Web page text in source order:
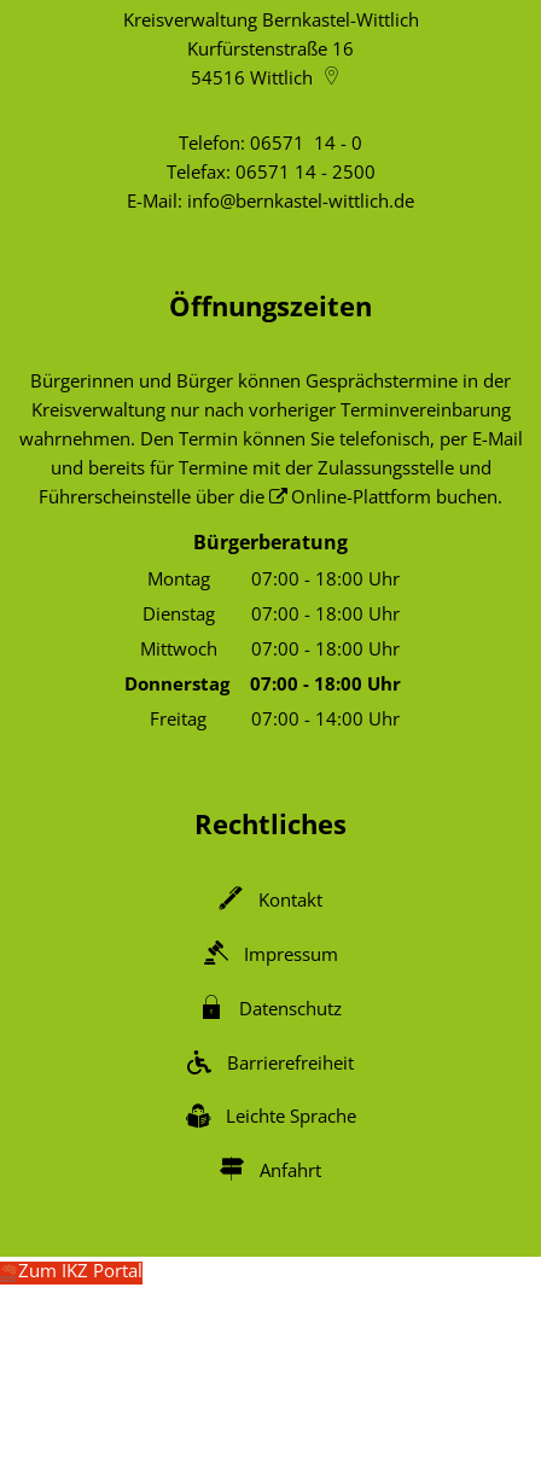
Kreisverwaltung Bernkastel-Wittlich
Kurfürstenstraße 16
54516 Wittlich
Telefon: 06571 14 - 0
Telefax: 06571 14 - 2500
E-Mail: info@bernkastel-wittlich.de
Öffnungszeiten
Bürgerinnen und Bürger können Gesprächstermine in der
Kreisverwaltung nur nach vorheriger Terminvereinbarung
wahrnehmen. Den Termin können Sie telefonisch, per E-Mail
und bereits für Termine mit der Zulassungsstelle und
Führerscheinstelle über die
Online-Plattform buchen.
Bürgerberatung
Montag 07:00 - 18:00 Uhr
Von 07:00 bis 18:00 Uhr
Dienstag 07:00 - 18:00 Uhr
Von 07:00 bis 18:00 Uhr
Mittwoch 07:00 - 18:00 Uhr
Von 07:00 bis 18:00 Uhr
Donnerstag 07:00 - 18:00 Uhr
Von 07:00 bis 18:00 Uhr
Freitag 07:00 - 14:00 Uhr
Rechtliches
Kontakt
Impressum
Datenschutz
Barrierefreiheit
Leichte Sprache
Anfahrt
Zum IKZ Portal